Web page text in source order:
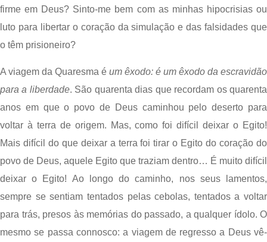
firme em Deus? Sinto-me bem com as minhas hipocrisias ou
luto para libertar o coração da simulação e das falsidades que
o têm prisioneiro?
A viagem da Quaresma é um êxodo: é um êxodo da escravidão
para a liberdade. São quarenta dias que recordam os quarenta
anos em que o povo de Deus caminhou pelo deserto para
voltar à terra de origem. Mas, como foi difícil deixar o Egito!
Mais difícil do que deixar a terra foi tirar o Egito do coração do
povo de Deus, aquele Egito que traziam dentro… É muito difícil
deixar o Egito! Ao longo do caminho, nos seus lamentos,
sempre se sentiam tentados pelas cebolas, tentados a voltar
para trás, presos às memórias do passado, a qualquer ídolo. O
mesmo se passa connosco: a viagem de regresso a Deus vê-